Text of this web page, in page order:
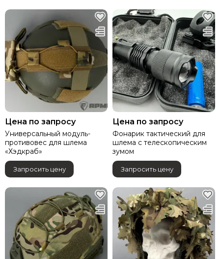
Цена по запросу
Универсальный модуль-
противовес для шлема
«Хэдкраб»
Запросить цену
Цена по запросу
Фонарик тактический для
шлема с телескопическим
зумом
Запросить цену